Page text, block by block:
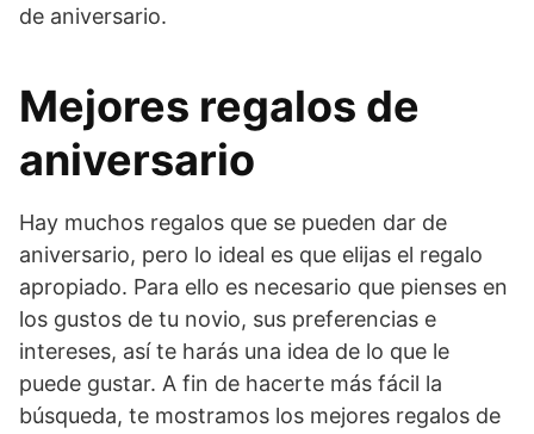
de aniversario.
Mejores regalos de
aniversario
Hay muchos regalos que se pueden dar de
aniversario, pero lo ideal es que elijas el regalo
apropiado. Para ello es necesario que pienses en
los gustos de tu novio, sus preferencias e
intereses, así te harás una idea de lo que le
puede gustar. A fin de hacerte más fácil la
búsqueda, te mostramos los mejores regalos de